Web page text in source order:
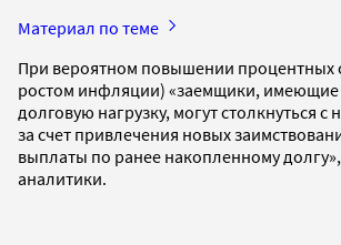
Материал по теме
При вероятном повышении процентных
ростом инфляции) «заемщики,
долговую нагрузку, могут столкнуться
за счет привлечения новых
выплаты по ранее накопленному
аналитики.